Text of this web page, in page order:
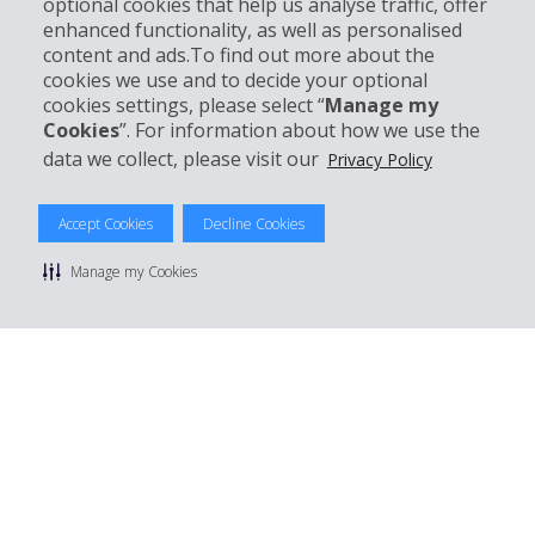
optional cookies that help us analyse traffic, offer
enhanced functionality, as well as personalised
content and ads.To find out more about the
cookies we use and to decide your optional
cookies settings, please select “Manage my
Cookies”. For information about how we use the
data we collect, please visit our Privacy Policy
Accept Cookies Decline Cookies
Manage my Cookies
Kundenservice
Mieten bei Hertz
© 2026 The Hertz System, Inc.
Datenschutzrichtlinie
Sitemap Cookies verwalten